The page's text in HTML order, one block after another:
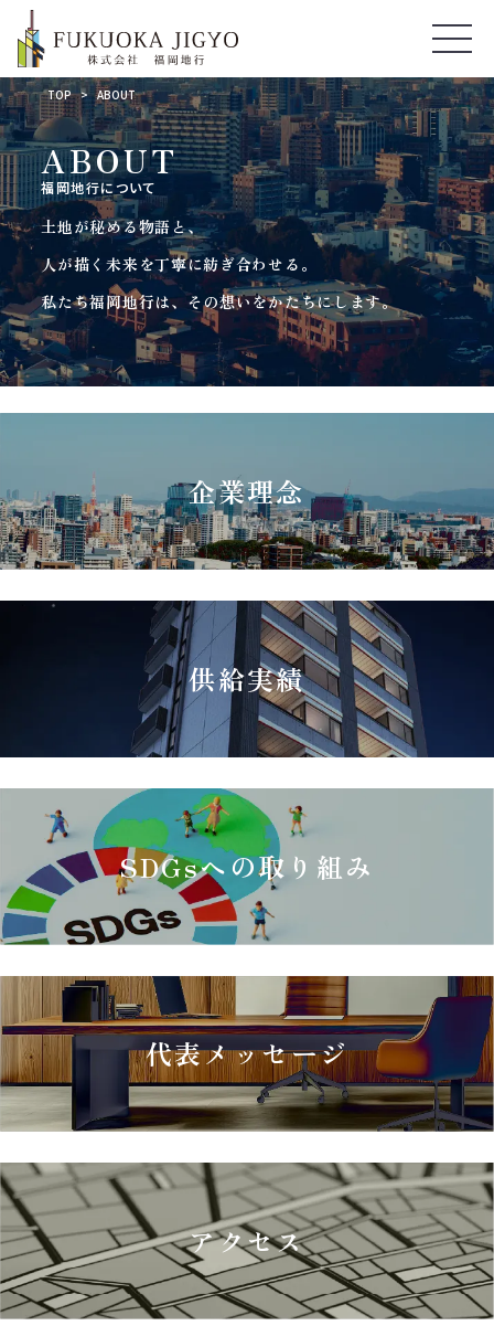
TOP ABOUT
ABOUT
福岡地行について
土地が秘める物語と、
人が描く未来を丁寧に紡ぎ合わせる。
私たち福岡地行は、その想いをかたちにします。
企業理念
代表メッセージ
供給実績
アクセス
SDGsへの取り組み